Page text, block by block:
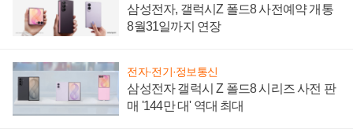
삼성전자, 갤럭시Z 폴드8 사전예약 개통
8월31일까지 연장
전자·전기·정보통신
삼성전자 갤럭시 Z 폴드8 시리즈 사전 판
매 '144만 대' 역대 최대